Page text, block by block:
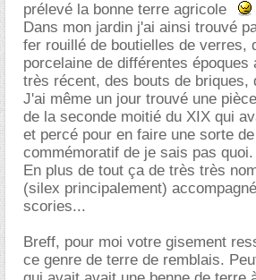
prélevé la bonne terre agricole
Dans mon jardin j'ai ainsi trouvé
fer rouillé de boutielles de verres,
porcelaine de différentes époques
très récent, des bouts de briques,
J'ai même un jour trouvé une
de la seconde moitié du XIX qui
et percé pour en faire une sorte
commémoratif de je sais pas quoi.
En plus de tout ça de très très
(silex principalement)
scories...
Breff, pour moi votre gisement
ce genre de terre de remblais.